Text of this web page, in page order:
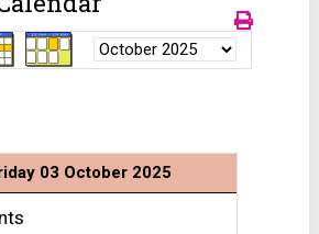
03 October 2025